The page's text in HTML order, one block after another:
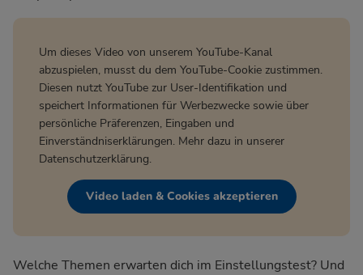
Um dieses Video von unserem YouTube-Kanal
abzuspielen, musst du dem YouTube-Cookie zustimmen.
Diesen nutzt YouTube zur User-Identifikation und
speichert Informationen für Werbezwecke sowie über
persönliche Präferenzen, Eingaben und
Einverständniserklärungen. Mehr dazu in unserer
Datenschutzerklärung.
Video laden & Cookies akzeptieren
Welche Themen erwarten dich im Einstellungstest? Und